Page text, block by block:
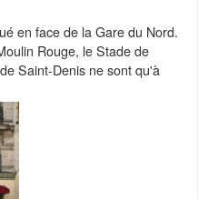
en face de la Gare du Nord.
Rouge, le Stade de
Saint-Denis ne sont qu'à